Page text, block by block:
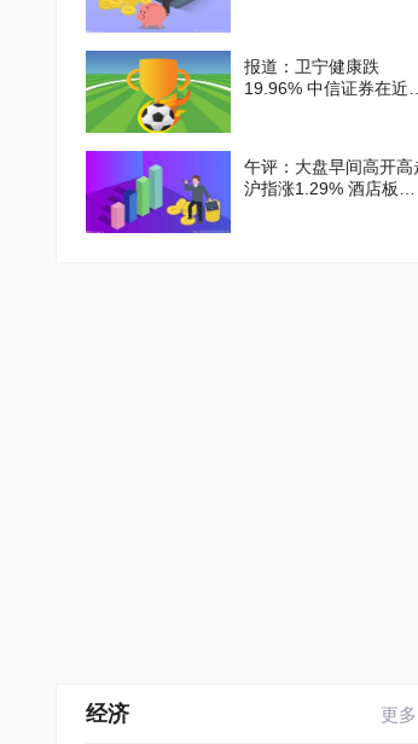
报道：卫宁健康跌
19.96% 中信证券在近
午评：大盘早间高开高
沪指涨1.29% 酒店板块
经济 更多